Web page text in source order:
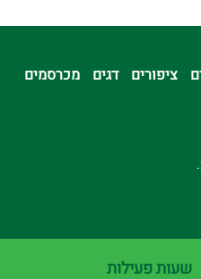
ציפורים דגים מכרסמים
שעות פעילות